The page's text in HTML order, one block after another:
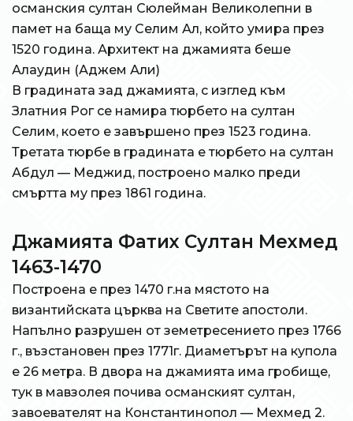
османския султан Сюлейман Великолепни в
памет на баща му Селим Ал, който умира през
1520 година. Архитект на джамията беше
Алаудин (Аджем Али)
В градината зад джамията, с изглед към
Златния Рог се намира тюрбето на султан
Селим, което е завършено през 1523 година.
Третата тюрбе в градината е тюрбето на султан
Абдул — Меджид, построено малко преди
смъртта му през 1861 година.
Джамията Фатих Султан Мехмед
1463-1470
Построена е през 1470 г.на мястото на
византийската църква на Светите апостоли.
Напълно разрушен от земетресението през 1766
г., възстановен през 1771г. Диаметърът на купола
е 26 метра. В двора на джамията има гробище,
тук в мавзолея почива османският султан,
завоевателят на Константинопол — Мехмед 2.